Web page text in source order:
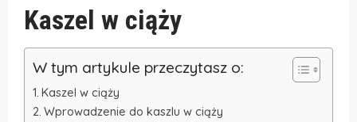
Kaszel w ciąży
W tym artykule przeczytasz o:
Kaszel w ciąży
Wprowadzenie do kaszlu w ciąży